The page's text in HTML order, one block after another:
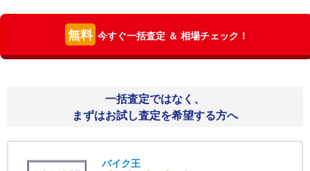
無料 今すぐ一括査定 ＆ 相場チェック！
一括査定ではなく、
まずはお試し査定を希望する方へ
バイク王